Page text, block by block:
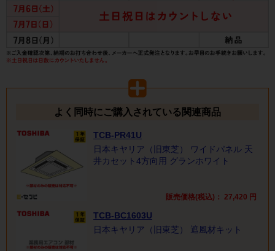
よく同時にご購入されている関連商品
TCB-PR41U
日本キヤリア（旧東芝） ワイドパネル 天
井カセット4方向用 グランホワイト
販売価格(税込)： 27,420 円
TCB-BC1603U
日本キヤリア（旧東芝） 遮風材キット